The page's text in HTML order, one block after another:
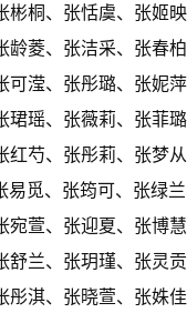
彬桐、张恬虞、张姬
龄菱、张洁采、张春
可滢、张彤璐、张妮
珺瑶、张薇莉、张菲
红芍、张彤莉、张梦
易觅、张筠可、张绿
宛萱、张迎夏、张博
舒兰、张玥瑾、张灵
彤淇、张晓萱、张姝